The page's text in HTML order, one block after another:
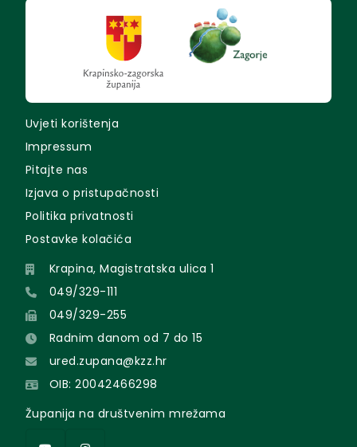
Uvjeti korištenja
Impressum
Pitajte nas
Izjava o pristupačnosti
Politika privatnosti
Postavke kolačića
Krapina, Magistratska ulica 1
049/329-111
049/329-255
Radnim danom od 7 do 15
ured.zupana@kzz.hr
OIB: 20042466298
Županija na društvenim mrežama